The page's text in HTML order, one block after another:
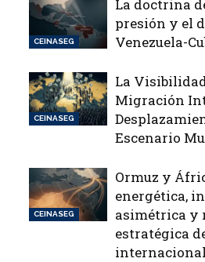
CEINASEG
La doctrina
presión y el
Venezuela-
CEINASEG
La
Migración
Escenario
CEINASEG
Ormuz y
energética,
asimétrica y
estratégica
internacional